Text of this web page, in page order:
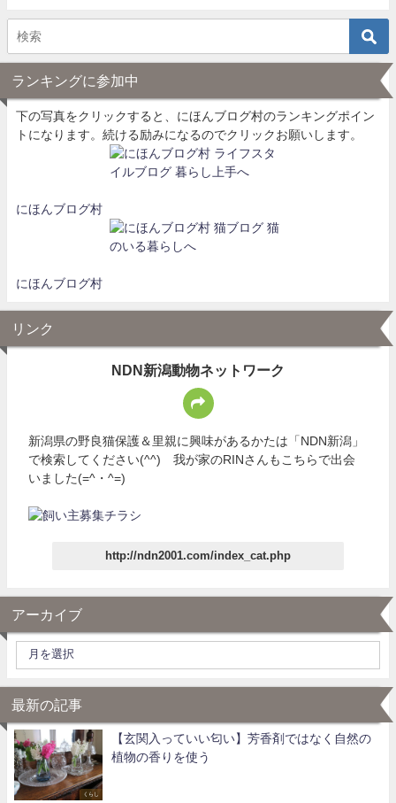
ランキングに参加中
下の写真をクリックすると、にほんブログ村のランキングポイン
トになります。続ける励みになるのでクリックお願いします。
にほんブログ村
にほんブログ村
リンク
NDN新潟動物ネットワーク
新潟県の野良猫保護＆里親に興味があるかたは「NDN新潟」
で検索してください(^^) 我が家のRINさんもこちらで出会
いました(=^・^=)
http://ndn2001.com/index_cat.php
アーカイブ
最新の記事
くらし
【玄関入っていい匂い】芳香剤ではなく自然の
植物の香りを使う